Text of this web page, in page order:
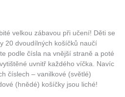
velkou zábavou při učení! Děti se
20 dvoudílných košíčků naučí
podle čísla na vnější straně a poté
uvnitř každého víčka. Navíc
číslech – vanilkové (světlé)
(hnědé) košíčky jsou liché!